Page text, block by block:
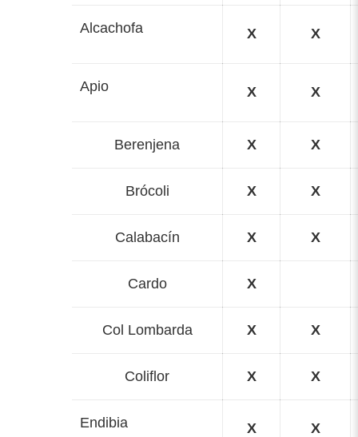
Alcachofa X X
Apio X X
Berenjena X X
Brócoli X X
Calabacín X X
Cardo X
Col Lombarda X X
Coliflor X X
Endibia X X